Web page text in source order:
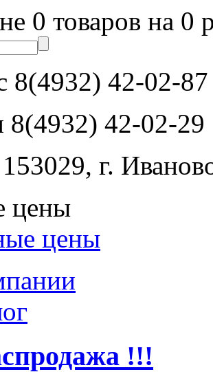
0 товаров на 0
8(4932) 42-02-87
8(4932) 42-02-29
г.
цены
цены
!!!